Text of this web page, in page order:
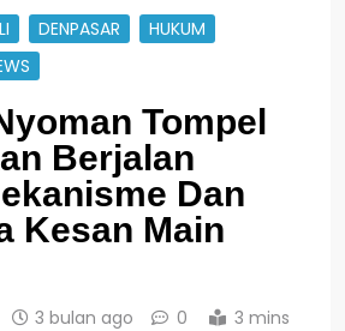
DENPASAR
HUKUM
Tompel
Berjalan
Dan
Kesan Main
3 bulan ago 0 3 mins